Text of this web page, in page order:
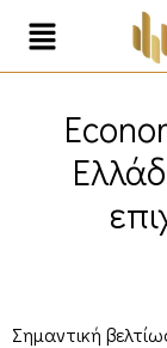
Σημαντική